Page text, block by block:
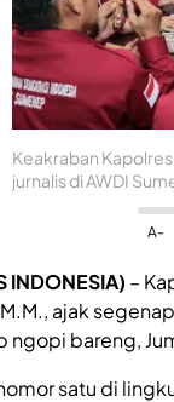
Keakraban
jurnalis di AWDI
A-
INDONESIA) –
ajak
ngopi bareng,
satu di